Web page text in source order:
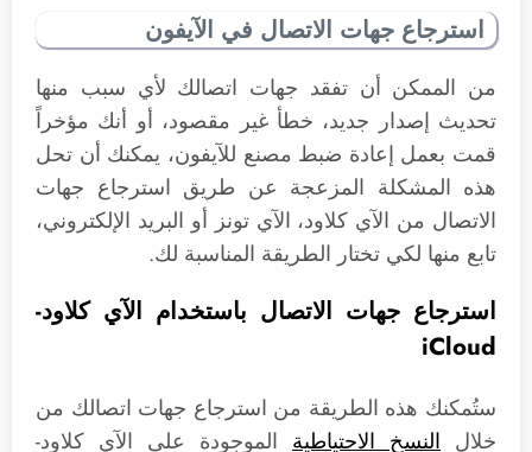
استرجاع جهات الاتصال في الآيفون
من الممكن أن تفقد جهات اتصالك لأي سبب منها
تحديث إصدار جديد، خطأ غير مقصود، أو أنك مؤخراً
قمت بعمل إعادة ضبط مصنع للآيفون، يمكنك أن تحل
هذه المشكلة المزعجة عن طريق استرجاع جهات
الاتصال من الآي كلاود، الآي تونز أو البريد الإلكتروني،
تابع منها لكي تختار الطريقة المناسبة لك.
استرجاع جهات الاتصال باستخدام الآي كلاود-
iCloud
ستُمكنك هذه الطريقة من استرجاع جهات اتصالك من
خلال النسخ الاحتياطية الموجودة على الآي كلاود-